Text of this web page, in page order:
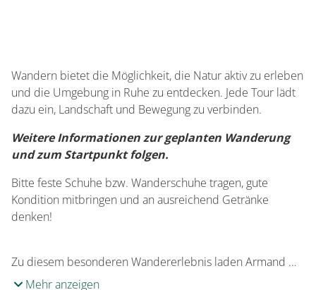
Wandern bietet die Möglichkeit, die Natur aktiv zu erleben
und die Umgebung in Ruhe zu entdecken. Jede Tour lädt
dazu ein, Landschaft und Bewegung zu verbinden.
Weitere Informationen zur geplanten Wanderung
und zum Startpunkt folgen.
Bitte feste Schuhe bzw. Wanderschuhe tragen, gute
Kondition mitbringen und an ausreichend Getränke
denken!
Zu diesem besonderen Wandererlebnis laden Armand …
Mehr anzeigen